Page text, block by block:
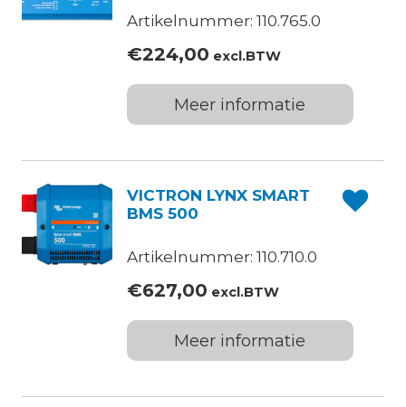
Artikelnummer: 110.765.0
€224,00 excl.BTW
Meer informatie
VICTRON LYNX SMART
BMS 500
Artikelnummer: 110.710.0
€627,00 excl.BTW
Meer informatie